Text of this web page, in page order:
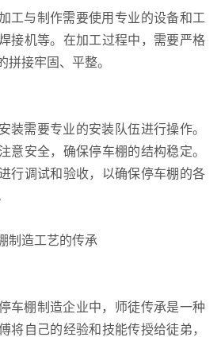
工与制作需要使用专业的设备和工
接机等。在加工过程中，需要严格
拼接牢固、平整。
装需要专业的安装队伍进行操作。
意安全，确保停车棚的结构稳定。
行调试和验收，以确保停车棚的各
制造工艺的传承
车棚制造企业中，师徒传承是一种
将自己的经验和技能传授给徒弟，